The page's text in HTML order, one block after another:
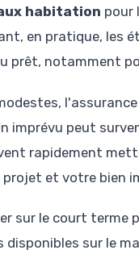
habitation pour
en pratique, les
prêt, notamment
imprévu peut
rapidement
et votre bien
sur le court terme
sur le